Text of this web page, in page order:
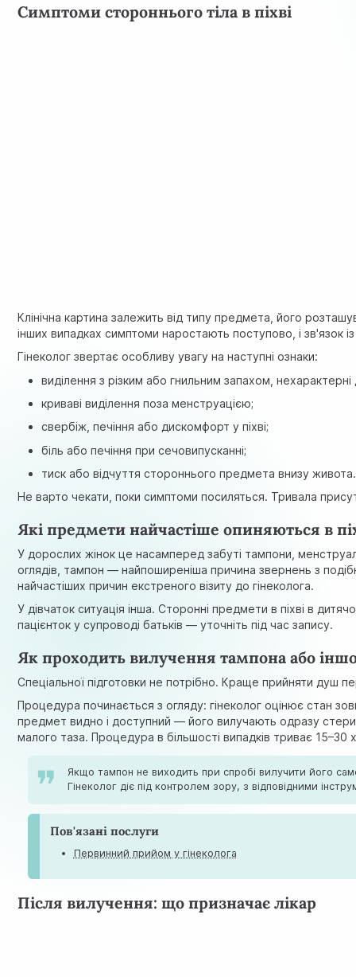
Симптоми стороннього тіла в піхві
Клінічна картина залежить від типу предмета, його
інших випадках симптоми наростають поступово, і зв'язок
Гінеколог звертає особливу увагу на наступні ознаки:
виділення з різким або гнильним запахом,
криваві виділення поза менструацією;
свербіж, печіння або дискомфорт у піхві;
біль або печіння при сечовипусканні;
тиск або відчуття стороннього предмета внизу живота.
Не варто чекати, поки симптоми посиляться. Тривала
Які предмети найчастіше опиняються в
У дорослих жінок це насамперед забуті тампони,
оглядів, тампон — найпоширеніша причина звернень з
найчастіших причин екстреного візиту до гінеколога.
У дівчаток ситуація інша. Сторонні предмети в піхві в
пацієнток у супроводі батьків — уточніть під час запису.
Як проходить вилучення тампона або
Спеціальної підготовки не потрібно. Краще прийняти душ
Процедура починається з огляду: гінеколог оцінює стан
предмет видно і доступний — його вилучають одразу
малого таза. Процедура в більшості випадків триває 15–30
Якщо тампон не виходить при спробі вилучити його
Гінеколог діє під контролем зору, з відповідними
Пов'язані послуги
Первинний прийом у гінеколога
Після вилучення: що призначає лікар